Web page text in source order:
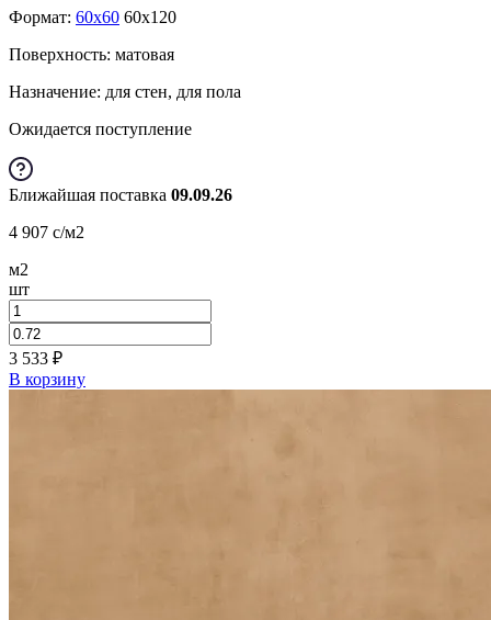
Формат: 60x60 60x120
Поверхность: матовая
Назначение: для стен, для пола
Ожидается поступление
Ближайшая поставка 09.09.26
4 907 c/м2
м2
шт
3 533 ₽
В корзину